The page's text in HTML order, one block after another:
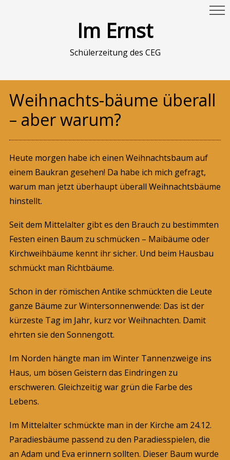
Im Ernst
Schülerzeitung des CEG
Weihnachts-bäume überall
– aber warum?
Heute morgen habe ich einen Weihnachtsbaum auf
einem Baukran gesehen! Da habe ich mich gefragt,
warum man jetzt überhaupt überall Weihnachtsbäume
hinstellt.
Seit dem Mittelalter gibt es den Brauch zu bestimmten
Festen einen Baum zu schmücken – Maibäume oder
Kirchweihbäume kennt ihr sicher. Und beim Hausbau
schmückt man Richtbäume.
Schon in der römischen Antike schmückten die Leute
ganze Bäume zur Wintersonnenwende: Das ist der
kürzeste Tag im Jahr, kurz vor Weihnachten. Damit
ehrten sie den Sonnengott.
Im Norden hängte man im Winter Tannenzweige ins
Haus, um bösen Geistern das Eindringen zu
erschweren. Gleichzeitig war grün die Farbe des
Lebens.
Im Mittelalter schmückte man in der Kirche am 24.12.
Paradiesbäume passend zu den Paradiesspielen, die
an Adam und Eva erinnern sollten. Dieser Baum wurde